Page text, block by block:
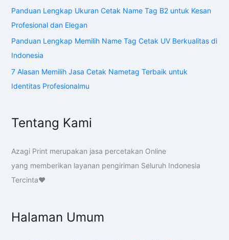
Panduan Lengkap Ukuran Cetak Name Tag B2 untuk Kesan
Profesional dan Elegan
Panduan Lengkap Memilih Name Tag Cetak UV Berkualitas di
Indonesia
7 Alasan Memilih Jasa Cetak Nametag Terbaik untuk
Identitas Profesionalmu
Tentang Kami
Azagi Print merupakan jasa percetakan Online
yang memberikan layanan pengiriman Seluruh Indonesia
Tercinta❤️
Halaman Umum